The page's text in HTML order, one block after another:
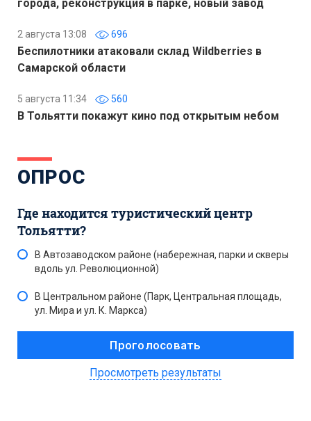
города, реконструкция в парке, новый завод
2 августа 13:08 696
Беспилотники атаковали склад Wildberries в
Самарской области
5 августа 11:34 560
В Тольятти покажут кино под открытым небом
ОПРОС
Где находится туристический центр
Тольятти?
В Автозаводском районе (набережная, парки и скверы
вдоль ул. Революционной)
В Центральном районе (Парк, Центральная площадь,
ул. Мира и ул. К. Маркса)
Просмотреть результаты